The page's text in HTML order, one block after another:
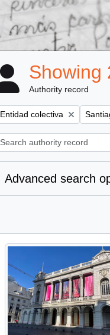
Showing
Authority record
Remove filter:
Entidad colectiva
Advanced search